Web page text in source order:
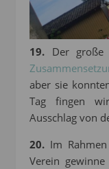
19. Der
aber sie
Tag fingen
Ausschlag von
20. Im
Verein